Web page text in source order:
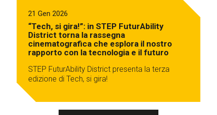
21 Gen 2026
“Tech, si gira!”: in STEP FuturAbility
District torna la rassegna
cinematografica che esplora il nostro
rapporto con la tecnologia e il futuro
STEP FuturAbility District presenta la terza
edizione di Tech, si gira!